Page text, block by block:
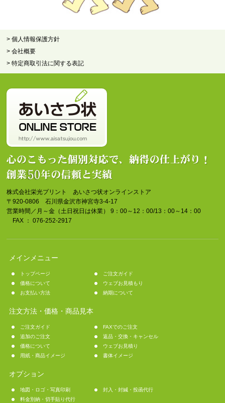
> 個人情報保護方針
> 会社概要
> 特定商取引法に関する表記
株式会社栄光プリント あいさつ状オンラインストア
〒920-0806 石川県金沢市神宮寺3-4-17
営業時間／月～金（土日祝日は休業） 9：00～12：00/13：00～14：00
FAX ： 076-252-2917
メインメニュー
トップページ
ご注文ガイド
価格について
ウェブお見積もり
お支払い方法
納期について
注文方法・価格・商品見本
ご注文ガイド
FAXでのご注文
追加のご注文
返品・交換・キャンセル
価格について
ウェブお見積り
用紙・商品イメージ
書体イメージ
オプション
地図・ロゴ・写真印刷
封入・封緘・投函代行
料金別納・切手貼り代行